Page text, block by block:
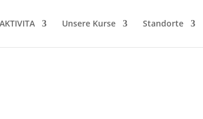
AKTIVITA Unsere Kurse Standorte